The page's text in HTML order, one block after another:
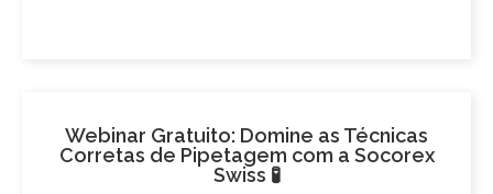
Webinar Gratuito: Domine as Técnicas
Corretas de Pipetagem com a Socorex
Swiss 🧪